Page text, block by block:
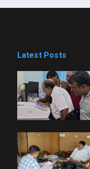
Latest Posts